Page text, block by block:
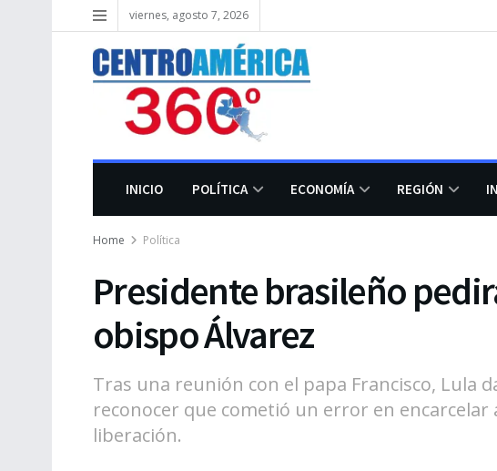
viernes, agosto 7, 2026
INICIO POLÍTICA ECONOMÍA REGIÓN
Home Política
Presidente brasileño
obispo Álvarez
Tras una reunión con el papa Francisco, Lula
reconocer que cometió un error en encarcelar
liberación.